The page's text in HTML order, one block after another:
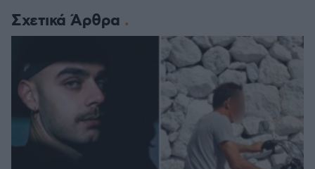
Σχετικά Άρθρα